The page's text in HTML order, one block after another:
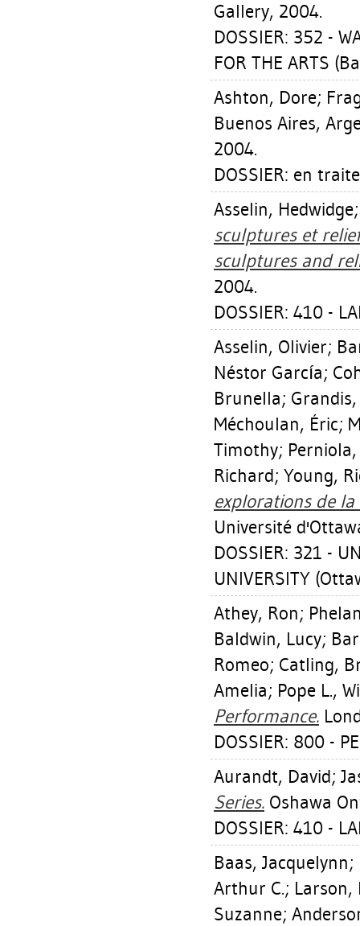
Gallery, 2004.
DOSSIER: 352 -
FOR THE ARTS
Ashton, Dore;
Buenos Aires,
2004.
DOSSIER: en
Asselin, Hedwidge
sculptures et
sculptures and
2004.
DOSSIER: 410 -
Asselin, Olivier;
Néstor García;
Brunella;
Méchoulan, Éric;
Timothy;
Richard; Young,
explorations de
Université
DOSSIER: 321 -
UNIVERSITY
Athey, Ron;
Baldwin, Lucy;
Romeo; Catling,
Amelia; Pope L.,
Performance.
DOSSIER: 800 -
Aurandt, David;
Series. Oshawa
DOSSIER: 410 -
Baas, Jacquelynn;
Arthur C.; Larson,
Suzanne;